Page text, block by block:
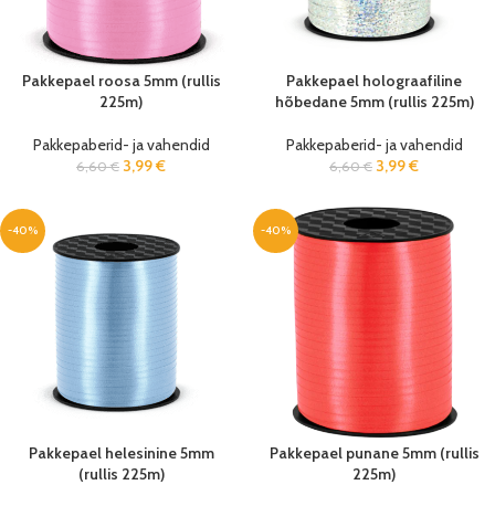
Pakkepael roosa 5mm (rullis
225m)
Pakkepaberid- ja vahendid
6,60€ 3,99€
Pakkepael holograafiline
hõbedane 5mm (rullis 225m)
Pakkepaberid- ja vahendid
6,60€ 3,99€
-40%
Pakkepael helesinine 5mm
(rullis 225m)
-40%
Pakkepael punane 5mm (rullis
225m)